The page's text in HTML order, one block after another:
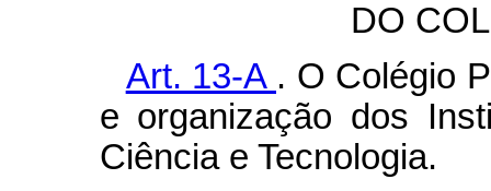
DO
Art. 13-A . O Colégio
e organização dos
Ciência e Tecnologia.